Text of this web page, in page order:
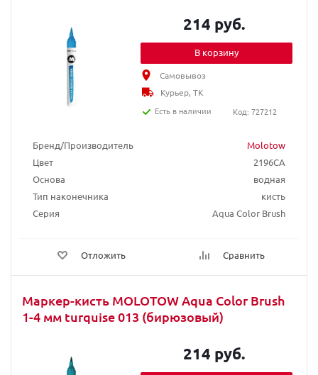
Бренд/Производитель
Molotow
Цвет
2196CA
Основа
водная
Тип наконечника
кисть
Серия
Aqua Color Brush
Отложить Сравнить
214 руб.
В корзину
Самовывоз
Курьер, ТК
Есть в наличии
Код: 727212
Маркер-кисть MOLOTOW Aqua Color Brush
1-4 мм turquise 013 (бирюзовый)
214 руб.